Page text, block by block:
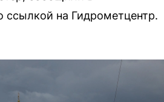
ссылкой на Гидрометцентр.